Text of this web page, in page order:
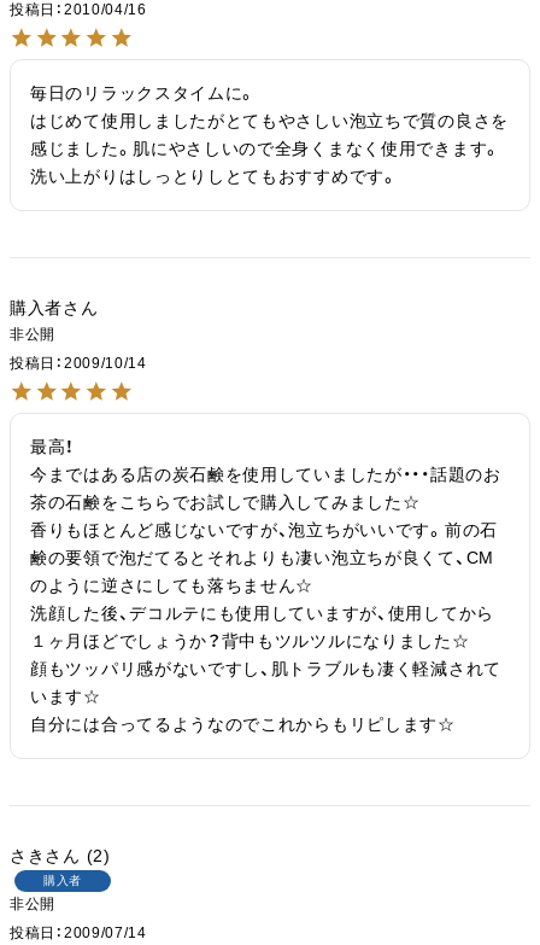
投稿日
2010/04/16
毎日のリラックスタイムに。
はじめて使用しましたがとてもやさしい泡立ちで質の良さを
感じました。肌にやさしいので全身くまなく使用できます。
洗い上がりはしっとりしとてもおすすめです。
購入者
非公開
投稿日
2009/10/14
最高！
今まではある店の炭石鹸を使用していましたが・・・話題のお
茶の石鹸をこちらでお試しで購入してみました☆
香りもほとんど感じないですが、泡立ちがいいです。前の石
鹸の要領で泡だてるとそれよりも凄い泡立ちが良くて、CM
のように逆さにしても落ちません☆
洗顔した後、デコルテにも使用していますが、使用してから
１ヶ月ほどでしょうか？背中もツルツルになりました☆
顔もツッパリ感がないですし、肌トラブルも凄く軽減されて
います☆
自分には合ってるようなのでこれからもリピします☆
さき 2
購入者
非公開
投稿日
2009/07/14